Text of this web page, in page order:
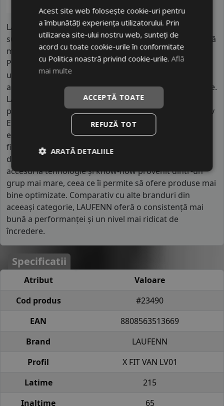
LAUFENN este un brand dezvoltat de un producător
sud-coreean important, fiind poziționat ca o alternativă
mai accesibilă în cadrul portofoliului acestuia.
Producția este realizată în fabrici moderne din Asia,
unde mii de angajați contribuie la realizarea
anvelopelor conform unor standarde stricte de calitate.
LAUFENN este orientat către piața globală și oferă
produse adaptate cerințelor diferitelor regiuni, inclusiv
Europa. Anvelopele sunt proiectate pentru a oferi un
echilibru între durabilitate, confort și performanță,
fiind potrivite pentru utilizarea zilnică. Ceea ce
diferențiază acest brand de alte mărci economice este
accesul la tehnologie și know-how provenit dintr-un
grup mai mare, ceea ce îi permite să ofere produse mai
bine optimizate. Comparativ cu alte branduri din
aceeași categorie, LAUFENN oferă o consistență mai
bună a performanței și un nivel mai ridicat de
încredere.
Specificatii
Atribut
Valoare
Cod produs
#23490
EAN
8808563513669
Brand
LAUFENN
Profil
X FIT VAN LV01
Latime
215
Inaltime
65
Acest site web folosește cookie-uri pentru
a îmbunătăți experiența utilizatorului. Prin
utilizarea site-ului nostru web, sunteți de
acord cu toate cookie-urile în conformitate
cu Politica noastră privind cookie-urile.Află
mai multe
ACCEPTĂ TOATE
REFUZĂ TOT
ARATĂ DETALIILE